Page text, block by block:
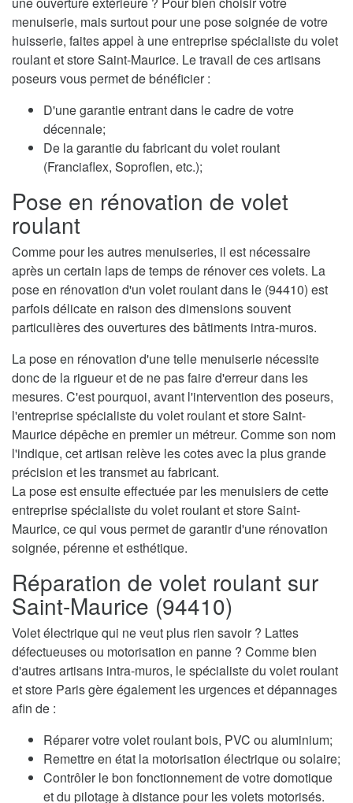
menuiserie, mais surtout pour une pose soignée de votre
huisserie, faites appel à une entreprise spécialiste du volet
roulant et store Saint-Maurice. Le travail de ces artisans
poseurs vous permet de bénéficier :
D'une garantie entrant dans le cadre de votre
décennale;
De la garantie du fabricant du volet roulant
(Franciaflex, Soproflen, etc.);
Pose en rénovation de volet
roulant
Comme pour les autres menuiseries, il est nécessaire
après un certain laps de temps de rénover ces volets. La
pose en rénovation d'un volet roulant dans le (94410) est
parfois délicate en raison des dimensions souvent
particulières des ouvertures des bâtiments intra-muros.
La pose en rénovation d'une telle menuiserie nécessite
donc de la rigueur et de ne pas faire d'erreur dans les
mesures. C'est pourquoi, avant l'intervention des poseurs,
l'entreprise spécialiste du volet roulant et store Saint-
Maurice dépêche en premier un métreur. Comme son nom
l'indique, cet artisan relève les cotes avec la plus grande
précision et les transmet au fabricant.
La pose est ensuite effectuée par les menuisiers de cette
entreprise spécialiste du volet roulant et store Saint-
Maurice, ce qui vous permet de garantir d'une rénovation
soignée, pérenne et esthétique.
Réparation de volet roulant sur
Saint-Maurice (94410)
Volet électrique qui ne veut plus rien savoir ? Lattes
défectueuses ou motorisation en panne ? Comme bien
d'autres artisans intra-muros, le spécialiste du volet roulant
et store Paris gère également les urgences et dépannages
afin de :
Réparer votre volet roulant bois, PVC ou aluminium;
Remettre en état la motorisation électrique ou solaire;
Contrôler le bon fonctionnement de votre domotique
et du pilotage à distance pour les volets motorisés.